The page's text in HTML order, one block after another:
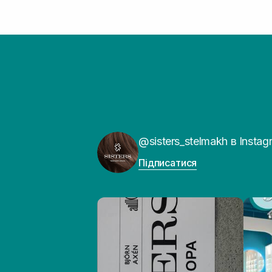
@sisters_stelmakh в
Підписатися